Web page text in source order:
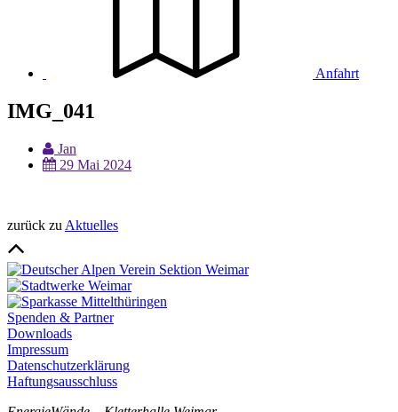
Anfahrt
IMG_041
Jan
29 Mai 2024
zurück zu Aktuelles
Spenden & Partner
Downloads
Impressum
Datenschutzerklärung
Haftungsausschluss